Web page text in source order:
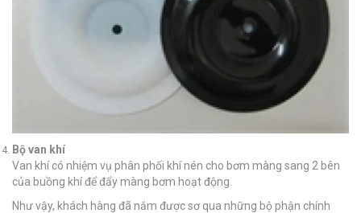
Bộ van khí
Van khí có nhiệm vụ phân phối khí nén cho bơm màng sang 2 bên
của buồng khí để đẩy màng bơm hoạt động.
Như vậy, khách hàng đã nắm được sơ qua những bộ phận chính